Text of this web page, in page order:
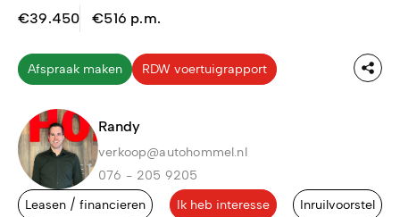
€39.450 €516 p.m.
Afspraak maken RDW voertuigrapport
Leasen / financieren Ik heb interesse Inruilvoorstel
Randy
verkoop@autohommel.nl
076 - 205 9205